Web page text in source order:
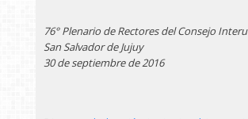
76° Plenario de Rectores del Consejo
San Salvador de Jujuy
30 de septiembre de 2016